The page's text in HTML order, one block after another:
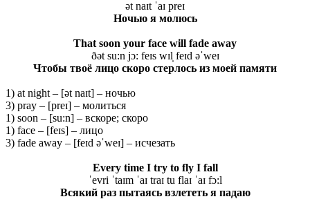
ət naɪt ˈaɪ preɪ
Ночью я молюсь
That soon your face will fade away
ðət su:n jɔ: feɪs wɪl̩ feɪd əˈweɪ
Чтобы твоё лицо скоро стерлось из моей памяти
1) at night – [ət naɪt] – ночью
3) pray – [preɪ] – молиться
1) soon – [su:n] – вскоре; скоро
1) face – [feɪs] – лицо
3) fade away – [feɪd əˈweɪ] – исчезать
Every time I try to fly I fall
ˈevri ˈtaɪm ˈaɪ traɪ tu flaɪ ˈaɪ fɔ:l
Всякий раз пытаясь взлететь я падаю